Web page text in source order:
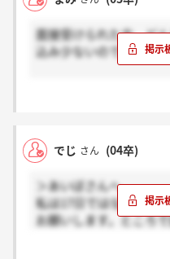
面接受けられた方、ど
込み少ないのでたくさ
でじ さん (04卒)
＞あいぼさんへ
私は17日ではなく31日
お願いします。ところ